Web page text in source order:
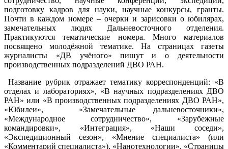
подготовку кадров для науки, научные конкурсы, гранты.
Почти в каждом номере – очерки и зарисовки о юбилярах,
замечательных людях Дальневосточного отделения.
Практикуются тематические номера. Много материалов
посвящено молодёжной тематике. На страницах газеты
журналисты «ДВ учёного» пишут и о деятельности
производственных подразделений ДВО РАН.
Название рубрик отражает тематику корреспонденций: «В
отделах и лабораториях», «В научных подразделениях ДВО
РАН» или «В производственных подразделениях ДВО РАН»,
«Юбилеи», «Замечательные дальневосточники»,
«Международное сотрудничество», «Зарубежные
командировки», «Интеграция», «Наши соседи»,
«Экспедиционный сезон», «Мнение специалиста» (или
«Комментарий специалиста»), «Нанотехнологии», «Страницы